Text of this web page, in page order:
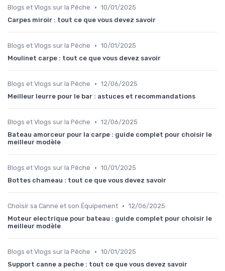
Blogs et Vlogs sur la Pêche • 10/01/2025
Carpes miroir : tout ce que vous devez savoir
Blogs et Vlogs sur la Pêche • 10/01/2025
Moulinet carpe : tout ce que vous devez savoir
Blogs et Vlogs sur la Pêche • 12/06/2025
Meilleur leurre pour le bar : astuces et recommandations
Blogs et Vlogs sur la Pêche • 12/06/2025
Bateau amorceur pour la carpe : guide complet pour choisir le
meilleur modèle
Blogs et Vlogs sur la Pêche • 10/01/2025
Bottes chameau : tout ce que vous devez savoir
Choisir sa Canne et son Équipement • 12/06/2025
Moteur electrique pour bateau : guide complet pour choisir le
meilleur modèle
Blogs et Vlogs sur la Pêche • 10/01/2025
Support canne a peche : tout ce que vous devez savoir